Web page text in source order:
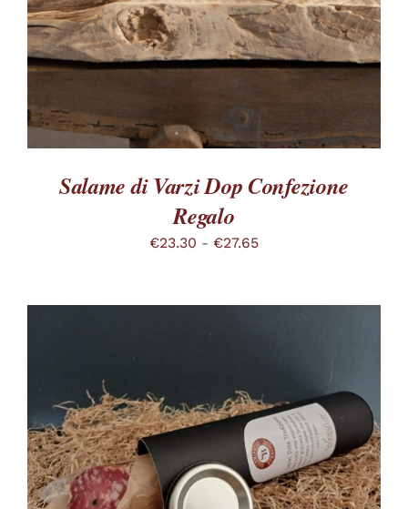
ESSERE
SCELTE
NELLA
PAGINA
Salame di Varzi Dop Confezione
Regalo
€23.30 - €27.65Fascia
€27.65
SCEGLI
QUESTO
PRODOTTO
HA
PIÙ
VARIANTI.
DETTAGLI